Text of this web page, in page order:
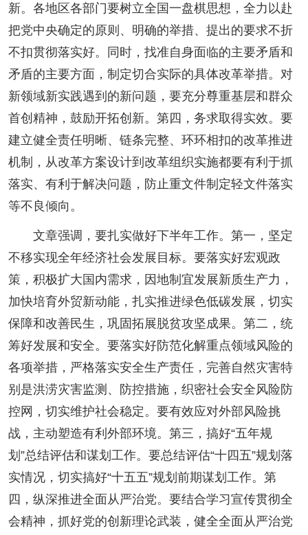
新。各地区各部门要树立全国一盘棋思想，全力以赴
把党中央确定的原则、明确的举措、提出的要求不折
不扣贯彻落实好。同时，找准自身面临的主要矛盾和
矛盾的主要方面，制定切合实际的具体改革举措。对
新领域新实践遇到的新问题，要充分尊重基层和群众
首创精神，鼓励开拓创新。第四，务求取得实效。要
建立健全责任明晰、链条完整、环环相扣的改革推进
机制，从改革方案设计到改革组织实施都要有利于抓
落实、有利于解决问题，防止重文件制定轻文件落实
等不良倾向。
文章强调，要扎实做好下半年工作。第一，坚定
不移实现全年经济社会发展目标。要落实好宏观政
策，积极扩大国内需求，因地制宜发展新质生产力，
加快培育外贸新动能，扎实推进绿色低碳发展，切实
保障和改善民生，巩固拓展脱贫攻坚成果。第二，统
筹好发展和安全。要落实好防范化解重点领域风险的
各项举措，严格落实安全生产责任，完善自然灾害特
别是洪涝灾害监测、防控措施，织密社会安全风险防
控网，切实维护社会稳定。要有效应对外部风险挑
战，主动塑造有利外部环境。第三，搞好“五年规
划”总结评估和谋划工作。要总结评估“十四五”规划落
实情况，切实搞好“十五五”规划前期谋划工作。第
四，纵深推进全面从严治党。要结合学习宣传贯彻全
会精神，抓好党的创新理论武装，健全全面从严治党